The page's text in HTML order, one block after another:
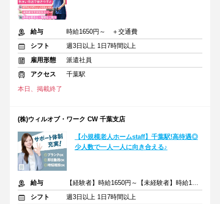
給与
時給1650円～ ＋交通費
シフト
週3日以上 1日7時間以上
雇用形態
派遣社員
アクセス
千葉駅
本日、掲載終了
(株)ウィルオブ・ワーク CW 千葉支店
【小規模老人ホームstaff】千葉駅!高待遇◎
少人数で一人一人に向き合える♪
給与
【経験者】時給1650円～【未経験者】時給1500円～ ＋交通費
シフト
週3日以上 1日7時間以上